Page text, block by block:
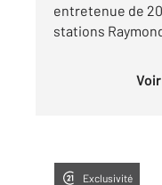
entretenue de
stations
Exclusivité